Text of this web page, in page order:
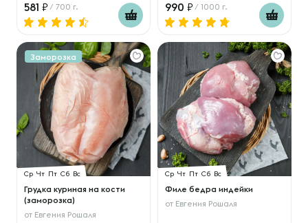
581 / 700 г. 990 / 1000 г.
Заморозка
Ср Чт Пт Сб Вс
Грудка куриная на кости
(заморозка)
от Евгения Рошаля
Ср Чт Пт Сб Вс
Филе бедра индейки
от Евгения Рошаля